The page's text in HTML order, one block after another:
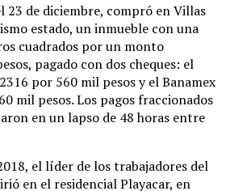
23 de diciembre, compró en Villas
estado, un inmueble con una
cuadrados por un monto
pagado con dos cheques: el
por 560 mil pesos y el Banamex
mil pesos. Los pagos fraccionados
en un lapso de 48 horas entre
el líder de los trabajadores del
en el residencial Playacar, en